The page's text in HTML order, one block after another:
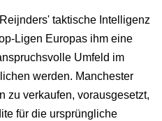
taktische Intelligenz
Ligen Europas ihm eine
Umfeld im
werden. Manchester
zu verkaufen, vorausgesetzt,
für die ursprüngliche